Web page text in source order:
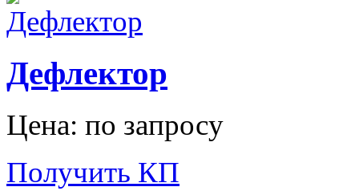
Дефлектор
Цена: по запросу
Получить КП